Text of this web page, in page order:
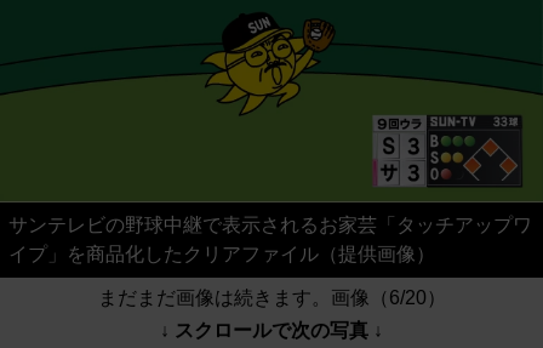
サンテレビの野球中継で表示されるお家芸「タッチアップワ
イプ」を商品化したクリアファイル（提供画像）
まだまだ画像は続きます。画像（6/20）
↓ スクロールで次の写真 ↓